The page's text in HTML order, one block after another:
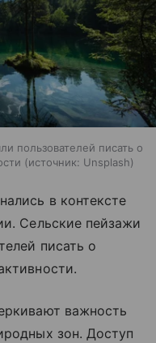
пользователей писать о
источник: Unsplash
в контексте
Сельские пейзажи
писать о
важность
зон. Доступ